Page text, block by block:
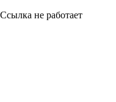
не работает